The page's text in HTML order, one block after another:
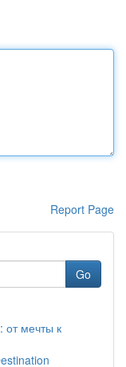
Report Page
Go
от мечты к